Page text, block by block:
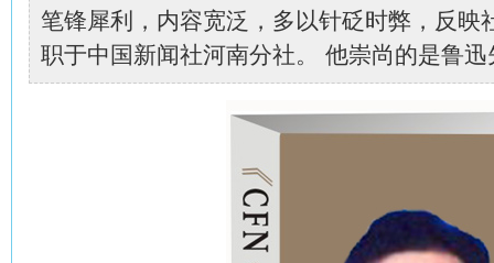
笔锋犀利，内容宽泛，多以针砭时弊，反映
职于中国新闻社河南分社。 他崇尚的是鲁迅